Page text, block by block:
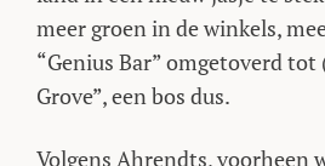
meer groen in de winkels,
“Genius Bar” omgetoverd
Grove”, een bos dus.
Volgens Ahrendts, voorheen